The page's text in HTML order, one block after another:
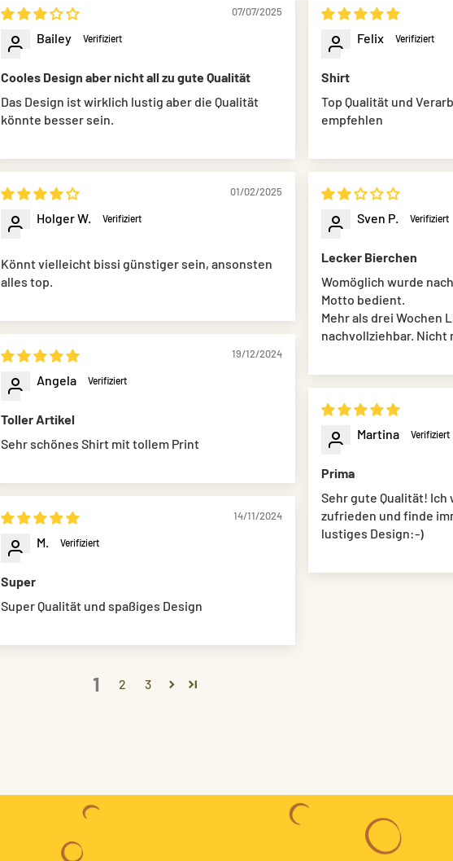
07/07/2025
Bailey
Cooles Design aber nicht all zu gute Qualität
Das Design ist wirklich lustig aber die Qualität
könnte besser sein.
Felix
Shirt
Top Qualität und
empfehlen
01/02/2025
Holger W.
Könnt vielleicht bissi günstiger sein, ansonsten
alles top.
Sven P.
Lecker Bierchen
Womöglich wurde
Motto bedient.
Mehr als drei Wochen
nachvollziehbar. Nicht
19/12/2024
Angela
Toller Artikel
Sehr schönes Shirt mit tollem Print
Martina
Prima
Sehr gute Qualität! Ich
zufrieden und finde
lustiges Design:-)
14/11/2024
M.
Super
Super Qualität und spaßiges Design
1 2 3